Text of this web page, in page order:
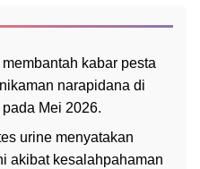
kabar pesta
narapidana di
Mei 2026.
urine menyatakan
akibat kesalahpahaman